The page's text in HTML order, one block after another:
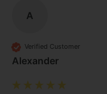
A
Verified Customer
Alexander